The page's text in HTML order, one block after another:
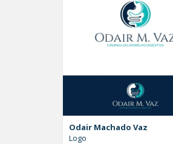
Odair Machado Vaz
Logo